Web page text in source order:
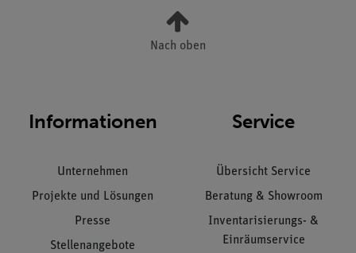
Nach oben
Informationen
Unternehmen
Projekte und Lösungen
Presse
Stellenangebote
Service
Übersicht Service
Beratung & Showroom
Inventarisierungs- &
Einräumservice